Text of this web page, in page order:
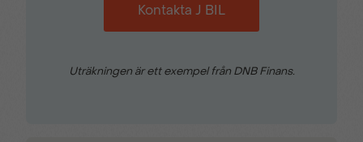
Kontakta J BIL
Uträkningen är ett exempel från DNB Finans.